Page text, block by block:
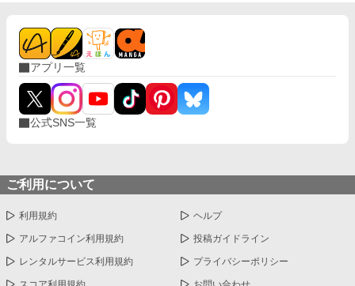
アプリ一覧
公式SNS一覧
ご利用について
利用規約 ヘルプ
アルファコイン利用規約 投稿ガイドライン
レンタルサービス利用規約 プライバシーポリシー